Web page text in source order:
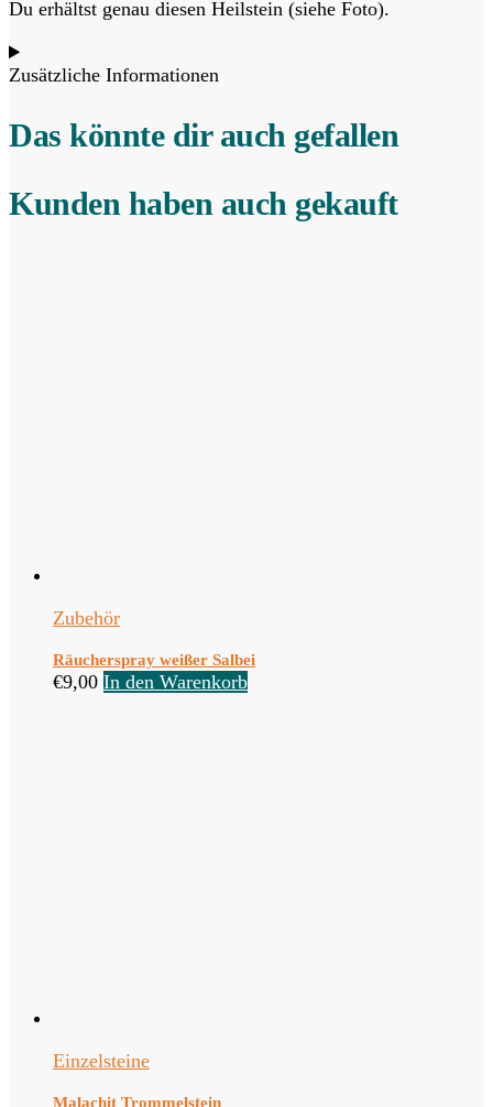
Du erhältst genau diesen Heilstein (siehe Foto).
Zusätzliche Informationen
Das könnte dir auch gefallen
Kunden haben auch gekauft
Zubehör
Räucherspray weißer Salbei
€9,00 In den Warenkorb
Einzelsteine
Malachit Trommelstein